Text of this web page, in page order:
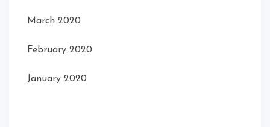
March 2020
February 2020
January 2020